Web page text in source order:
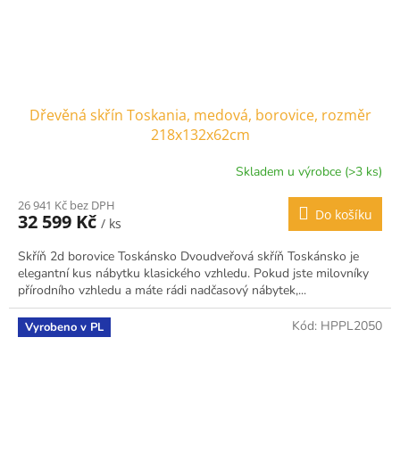
Dřevěná skřín Toskania, medová, borovice, rozměr
218x132x62cm
Skladem u výrobce (>3 ks)
26 941 Kč bez DPH
32 599 Kč / ks
Do košíku
Skříň 2d borovice Toskánsko Dvoudveřová skříň Toskánsko je
elegantní kus nábytku klasického vzhledu. Pokud jste milovníky
přírodního vzhledu a máte rádi nadčasový nábytek,...
Vyrobeno v PL Kód: HPPL2050